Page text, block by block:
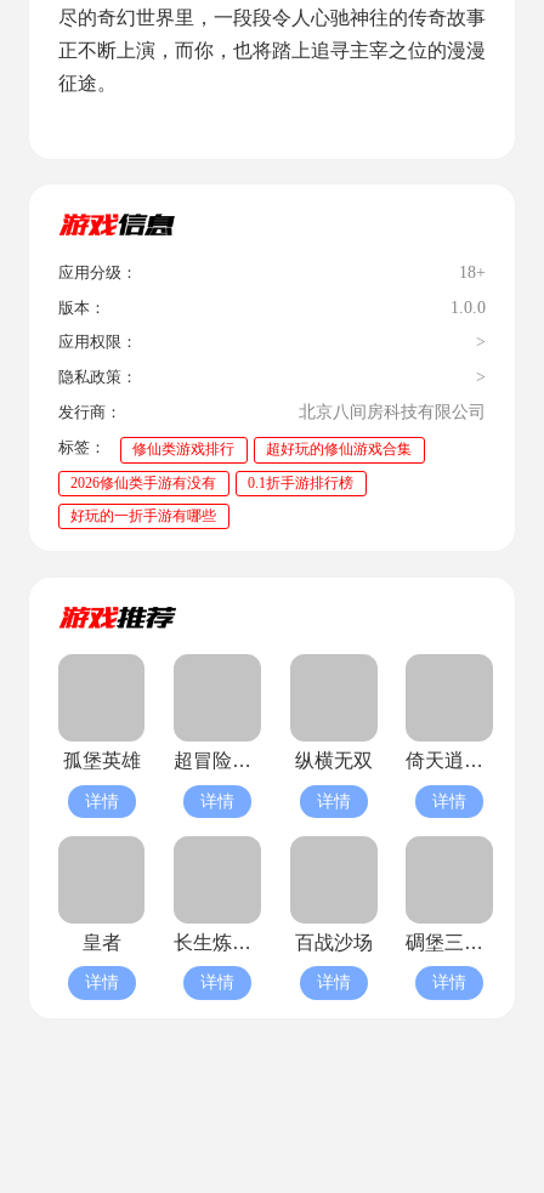
尽的奇幻世界里，一段段令人心驰神往的传奇故事
正不断上演，而你，也将踏上追寻主宰之位的漫漫
征途。
应用分级： 18+
版本： 1.0.0
应用权限： >
隐私政策： >
发行商： 北京八间房科技有限公司
标签： 修仙类游戏排行
超好玩的修仙游戏合集
2026修仙类手游有没有
0.1折手游排行榜
好玩的一折手游有哪些
孤堡英雄
详情
超冒险小镇物语2(已停服)
详情
纵横无双
详情
倚天逍遥录(已停服)
详情
皇者
详情
长生炼丹师
详情
百战沙场
详情
碉堡三国(已停服)
详情